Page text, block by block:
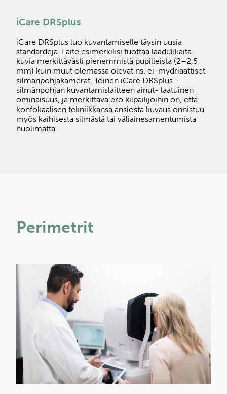
iCare DRSplus
iCare DRSplus luo kuvantamiselle täysin uusia
standardeja. Laite esimerkiksi tuottaa laadukkaita
kuvia merkittävästi pienemmistä pupilleista (2–2,5
mm) kuin muut olemassa olevat ns. ei-mydriaattiset
silmänpohjakamerat. Toinen iCare DRSplus -
silmänpohjan kuvantamislaitteen ainut- laatuinen
ominaisuus, ja merkittävä ero kilpailijoihin on, että
konfokaalisen tekniikkansa ansiosta kuvaus onnistuu
myös kaihisesta silmästä tai väliainesamentumista
huolimatta.
Perimetrit